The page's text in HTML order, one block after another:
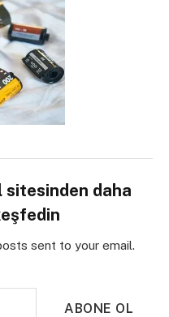
sitesinden daha
sent to your email.
ABONE OL